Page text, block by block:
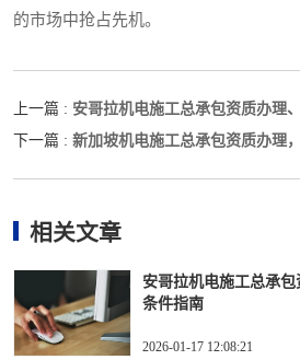
的市场中抢占先机。
上一篇 : 安哥拉机电施工总承包资质办理
下一篇 : 新加坡机电施工总承包资质办理
相关文章
安哥拉机电施工总承
条件指南
2026-01-17 12:08:21